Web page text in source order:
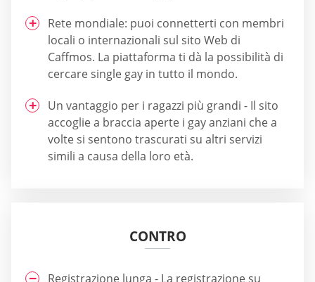
Rete mondiale: puoi connetterti con membri
locali o internazionali sul sito Web di
Caffmos. La piattaforma ti dà la possibilità di
cercare single gay in tutto il mondo.
Un vantaggio per i ragazzi più grandi - Il sito
accoglie a braccia aperte i gay anziani che a
volte si sentono trascurati su altri servizi
simili a causa della loro età.
CONTRO
Registrazione lunga - La registrazione su